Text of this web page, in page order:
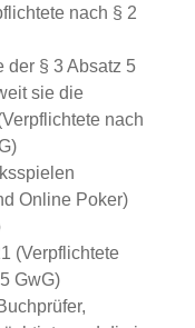
nach § 2
der § 3 Absatz 5
sie die
nach
Online Poker)
(Verpflichtete
GwG)